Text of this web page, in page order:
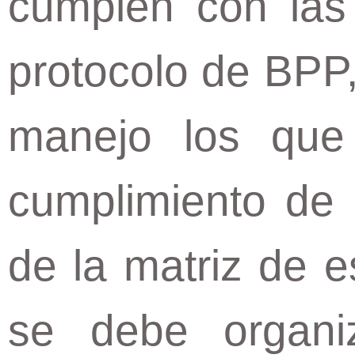
protocolo de
manejo los
cumplimiento
de la matriz de
se debe